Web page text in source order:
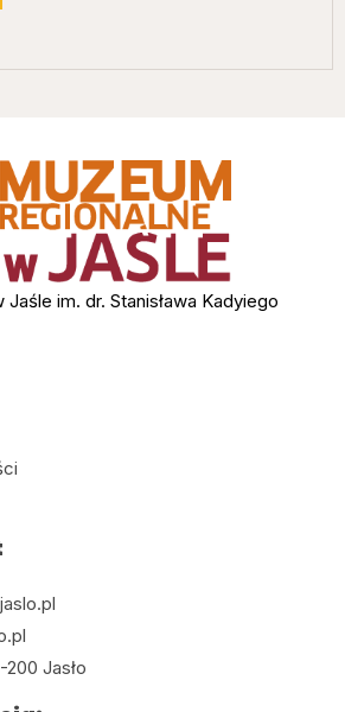
im. dr. Stanisława Kadyiego
200 Jasło